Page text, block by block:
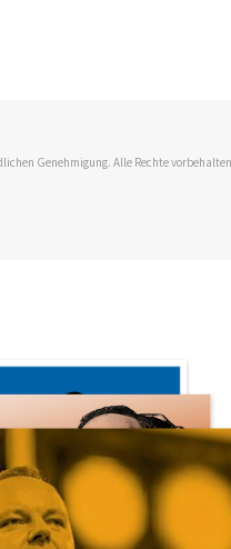
Genehmigung. Alle Rechte